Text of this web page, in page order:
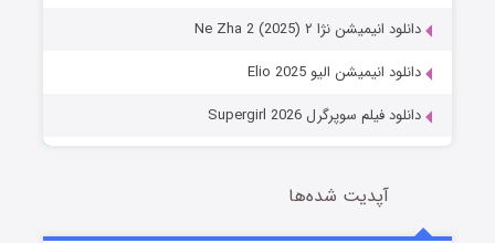
دانلود انیمیشن نژا ۲ Ne Zha 2 (2025)
دانلود انیمیشن الیو Elio 2025
دانلود فیلم سوپرگرل Supergirl 2026
آپدیت شده‌ها